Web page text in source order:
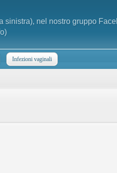
nel nostro gruppo
Infezioni vaginali